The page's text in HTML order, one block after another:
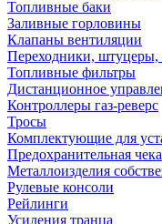
Топливные баки
Заливные горловины
Клапаны вентиляции
Переходники, штуцеры,
Топливные фильтры
Дистанционное
Контроллеры газ-реверс
Тросы
Комплектующие для
Предохранительная чека
Металлоизделия
Рулевые консоли
Рейлинги
Усиления транца